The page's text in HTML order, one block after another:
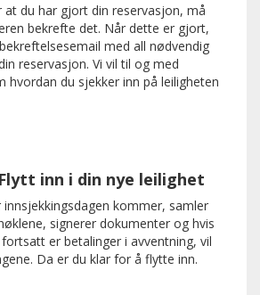
at du har gjort din reservasjon, må
bekrefte det. Når dette er gjort,
med all nødvendig
reservasjon. Vi vil til og med
hvordan du sjekker inn på leiligheten
inn i din nye leilighet
innsjekkingsdagen kommer, samler
signerer dokumenter og hvis
er betalinger i avventning, vil
Da er du klar for å flytte inn.